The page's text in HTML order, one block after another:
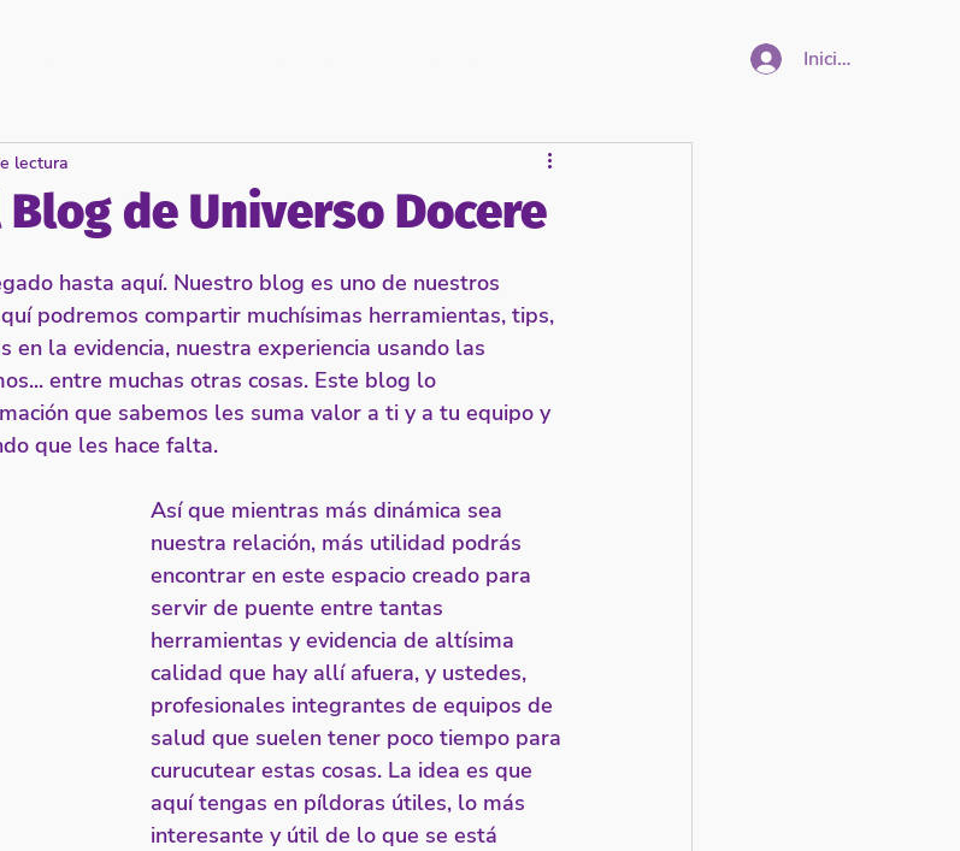
Iniciar sesión
de Universo Docere
lectura
hasta aquí. Nuestro blog es uno de nuestros
podremos compartir muchísimas herramientas, tips,
en la evidencia, nuestra experiencia usando las
entre muchas otras cosas. Este blog lo
que sabemos les suma valor a ti y a tu equipo y
que les hace falta.
Así que mientras más dinámica sea
nuestra relación, más utilidad podrás
encontrar en este espacio creado para
servir de puente entre tantas
herramientas y evidencia de altísima
calidad que hay allí afuera, y ustedes,
profesionales integrantes de equipos de
salud que suelen tener poco tiempo para
curucutear estas cosas. La idea es que
aquí tengas en píldoras útiles, lo más
interesante y útil de lo que se está